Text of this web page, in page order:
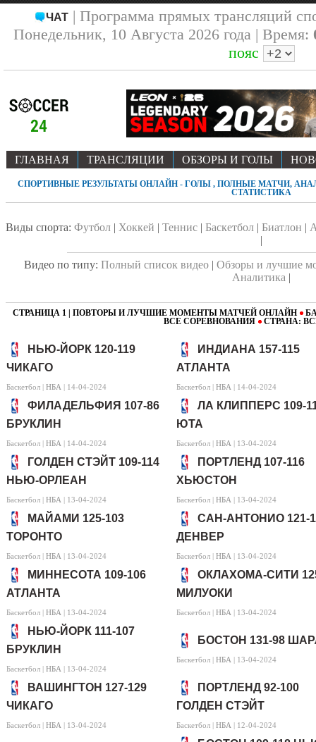
ЧАТ | Программа прямых трансляций
Понедельник, 10 Августа 2026 года | Время:
пояс
ГЛАВНАЯ ТРАНСЛЯЦИИ ОБЗОРЫ И ГОЛЫ
СПОРТИВНЫЕ РЕЗУЛЬТАТЫ ОНЛАЙН - ГОЛЫ , ПОЛНЫЕ МАТЧИ,
СТАТИСТИКА
Виды спорта: Футбол | Хоккей | Теннис | Баскетбол | Биатлон |
|
Видео по типу: Полный список видео| Обзоры и лучшие
Аналитика |
СТРАНИЦА 1 | ПОВТОРЫ И ЛУЧШИЕ МОМЕНТЫ МАТЧЕЙ ОНЛАЙН
ВСЕ СОРЕВНОВАНИЯ
CТРАНА:
НЬЮ-ЙОРК 120-119
ЧИКАГО
Баскетбол | НБА | 14-04-2024
ИНДИАНА 157-115
АТЛАНТА
Баскетбол | НБА | 14-04-2024
ФИЛАДЕЛЬФИЯ 107-86
БРУКЛИН
Баскетбол | НБА | 14-04-2024
ЛА КЛИППЕРС 109-
ЮТА
Баскетбол | НБА | 13-04-2024
ГОЛДЕН СТЭЙТ 109-114
НЬЮ-ОРЛЕАН
Баскетбол | НБА | 13-04-2024
ПОРТЛЕНД 107-116
ХЬЮСТОН
Баскетбол | НБА | 13-04-2024
МАЙАМИ 125-103
ТОРОНТО
Баскетбол | НБА | 13-04-2024
САН-АНТОНИО 121-
ДЕНВЕР
Баскетбол | НБА | 13-04-2024
МИННЕСОТА 109-106
АТЛАНТА
Баскетбол | НБА | 13-04-2024
ОКЛАХОМА-СИТИ
МИЛУОКИ
Баскетбол | НБА | 13-04-2024
НЬЮ-ЙОРК 111-107
БРУКЛИН
Баскетбол | НБА | 13-04-2024
БОСТОН 131-98
Баскетбол | НБА | 13-04-2024
ВАШИНГТОН 127-129
ЧИКАГО
Баскетбол | НБА | 13-04-2024
ПОРТЛЕНД 92-100
ГОЛДЕН СТЭЙТ
Баскетбол | НБА | 12-04-2024